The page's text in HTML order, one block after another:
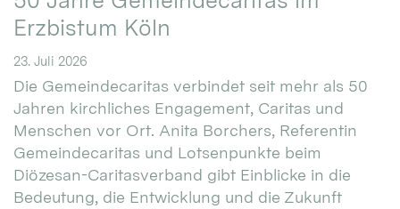
Erzbistum Köln
23. Juli 2026
Die Gemeindecaritas verbindet seit mehr als 50
Jahren kirchliches Engagement, Caritas und
Menschen vor Ort. Anita Borchers, Referentin
Gemeindecaritas und Lotsenpunkte beim
Diözesan-Caritasverband gibt Einblicke in die
Bedeutung, die Entwicklung und die Zukunft